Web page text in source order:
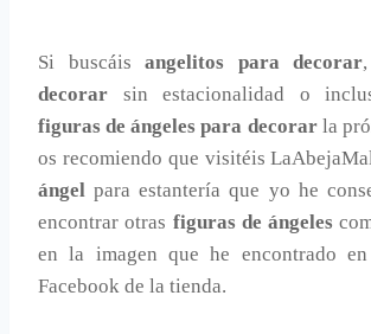
Si buscáisangelitos para decorar
decorar sin estacionalidad o
figuras de ángeles para decorarla
os recomiendo que visitéis
ángel para estantería que yo he
encontrar otras figuras de ángeles
en la imagen que he encontrado
Facebook de la tienda.